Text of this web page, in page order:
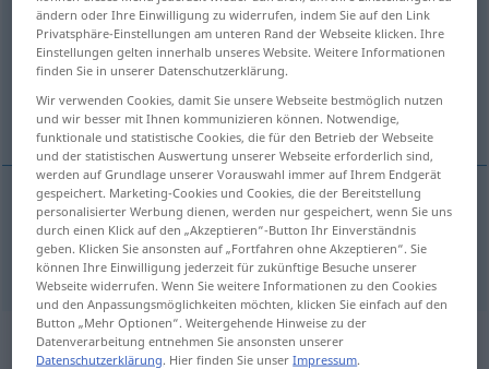
Übersicht aller Übersetzungen
(Für mehr Details die Übersetzung anklicken/antippen)
lavar
lavar waschen a. TECH
„waschen“: intransitives Verb
ändern oder Ihre Einwilligung zu widerrufen, indem Sie auf den Link
Privatsphäre-Einstellungen am unteren Rand der Webseite klicken. Ihre
Einstellungen gelten innerhalb unseres Website. Weitere Informationen
finden Sie in unserer Datenschutzerklärung.
Wir verwenden Cookies, damit Sie unsere Webseite bestmöglich nutzen
und wir besser mit Ihnen kommunizieren können. Notwendige,
funktionale und statistische Cookies, die für den Betrieb der Webseite
und der statistischen Auswertung unserer Webseite erforderlich sind,
werden auf Grundlage unserer Vorauswahl immer auf Ihrem Endgerät
gespeichert. Marketing-Cookies und Cookies, die der Bereitstellung
personalisierter Werbung dienen, werden nur gespeichert, wenn Sie uns
durch einen Klick auf den „Akzeptieren“-Button Ihr Einverständnis
geben. Klicken Sie ansonsten auf „Fortfahren ohne Akzeptieren“. Sie
können Ihre Einwilligung jederzeit für zukünftige Besuche unserer
Webseite widerrufen. Wenn Sie weitere Informationen zu den Cookies
und den Anpassungsmöglichkeiten möchten, klicken Sie einfach auf den
Button „Mehr Optionen“. Weitergehende Hinweise zu der
Datenverarbeitung entnehmen Sie ansonsten unserer
Datenschutzerklärung. Hier finden Sie unserImpressum.